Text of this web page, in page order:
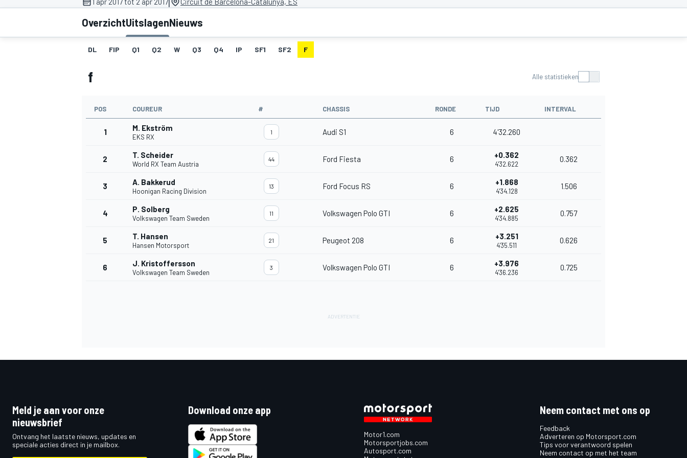
MOTOGP
INDYCAR
DTM
OverzichtUitslagenNieuws
DL FIP Q1 Q2 W Q3 Q4 IP SF1 SF2 F
f Alle statistieken
POS COUREUR # CHASSIS RONDE TIJD INTERVAL
1 M. Ekström
EKS RX
1 Audi S1 6 4'32.260
2 T. Scheider
World RX Team Austria
44 Ford Fiesta 6 +0.362
4'32.622
0.362
3 A. Bakkerud
Hoonigan Racing Division
13 Ford Focus RS 6 +1.868
4'34.128
1.506
4 P. Solberg
Volkswagen Team Sweden
11 Volkswagen Polo GTI 6 +2.625
4'34.885
0.757
5 T. Hansen
Hansen Motorsport
21 Peugeot 208 6 +3.251
4'35.511
0.626
6 J. Kristoffersson
Volkswagen Team Sweden
3 Volkswagen Polo GTI 6 +3.976
4'36.236
0.725
Meld je aan voor onze
nieuwsbrief
Ontvang het laatste nieuws, updates en
speciale acties direct in je mailbox.
Download onze app
Motor1.com
Motorsportjobs.com
Autosport.com
Neem contact met ons op
Feedback
Adverteren op Motorsport.com
Tips voor verantwoord spelen
Neem contact op met het team